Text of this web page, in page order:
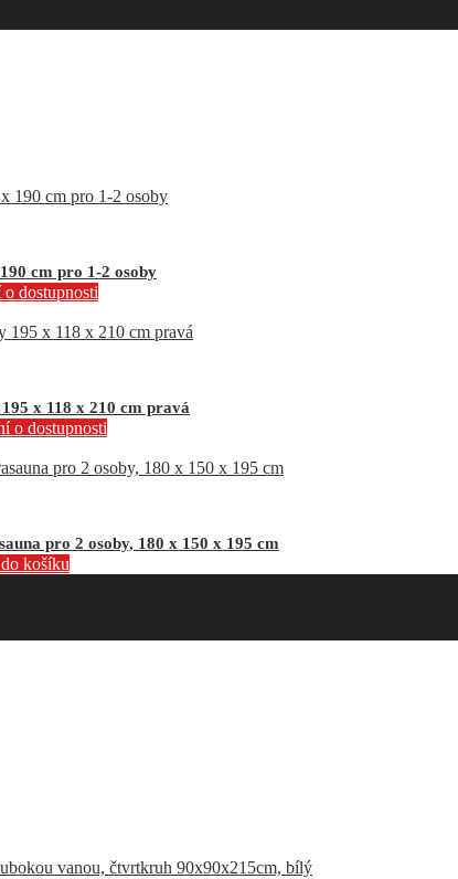
cm pro 1-2 osoby
dostupnosti
x 118 x 210 cm pravá
o dostupnosti
pro 2 osoby, 180 x 150 x 195 cm
Kč.
košíku